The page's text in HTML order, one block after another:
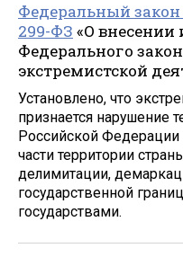
Федеральный
299-ФЗ «О внесении
Федерального
экстремистской
Установлено, что
признается нарушение
Российской
части территории
делимитации,
государственной
государствами.